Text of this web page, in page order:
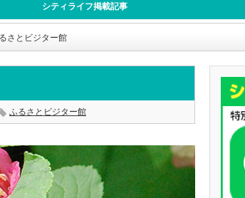
シティライフ掲載記事
さとビジター館
ふるさとビジター館